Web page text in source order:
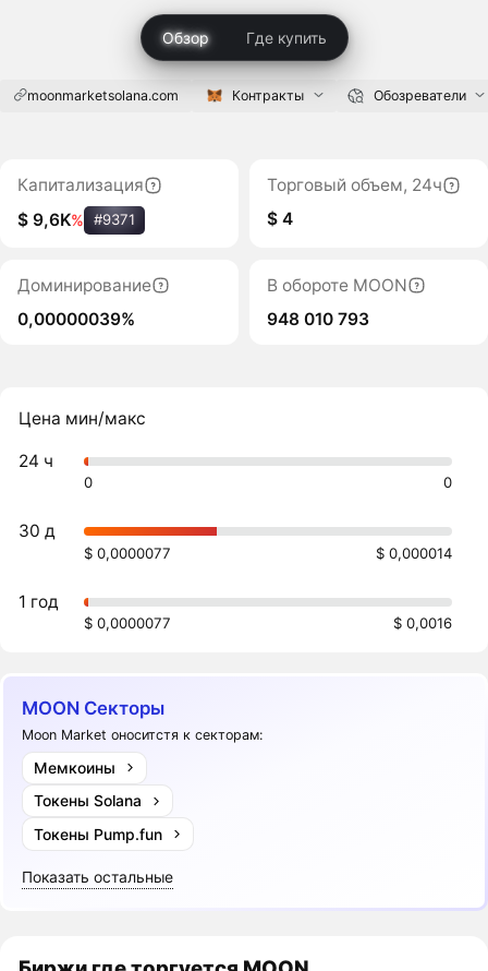
Обзор Где купить
moonmarketsolana.com Контракты Обозреватели
Капитализация
$ 9,6K% #9371
Торговый объем, 24ч
$ 4
Доминирование
0,00000039%
В обороте MOON
948 010 793
Цена мин/макс
24 ч
0 0
30 д
$ 0,0000077 $ 0,000014
1 год
$ 0,0000077 $ 0,0016
MOON Секторы
Moon Market оноситстя к секторам:
Мемкоины
Токены Solana
Токены Pump.fun
Показать остальные